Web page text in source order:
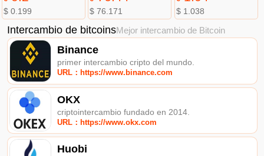
$ 0.199 $ 76.171 $ 1.038
Intercambio de bitcoinsMejor intercambio de Bitcoin
Binance
primer intercambio cripto del mundo.
URL：https://www.binance.com
OKX
criptointercambio fundado en 2014.
URL：https://www.okx.com
Huobi